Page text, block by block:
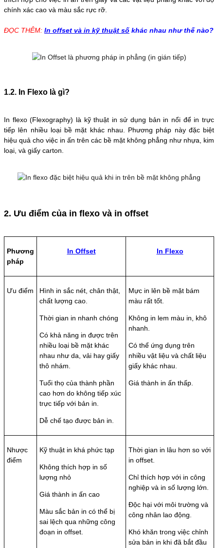
chính xác cao và màu sắc rực rỡ.
ĐỌC THÊM: In offset và in kỹ thuật số khác nhau như thế nào?
1.2. In Flexo là gì?
In flexo (Flexography) là kỹ thuật in sử dụng bản in nổi để in trực
tiếp lên nhiều loại bề mặt khác nhau. Phương pháp này đặc biệt
hiệu quả cho việc in ấn trên các bề mặt không phẳng như nhựa, kim
loại, và giấy carton.
2. Ưu điểm của in flexo và in offset
Phương
pháp
In Offset In Flexo
Ưu điểm
Hình in sắc nét, chân thật,
chất lượng cao.
Thời gian in nhanh chóng
Có khả năng in được trên
nhiều loại bề mặt khác
nhau như da, vải hay giấy
thô nhám.
Tuổi thọ của thành phần
cao hơn do không tiếp xúc
trực tiếp với bản in.
Dễ chế tạo được bản in.
Mực in lên bề mặt bám
màu rất tốt.
Không in lem màu in, khô
nhanh.
Có thể ứng dụng trên
nhiều vật liệu và chất liệu
giấy khác nhau.
Giá thành in ấn thấp.
Nhược
điểm
Kỹ thuật in khá phức tạp
Không thích hợp in số
lượng nhỏ
Giá thành in ấn cao
Màu sắc bản in có thể bị
sai lệch qua những công
đoạn in offset.
Thời gian in lâu hơn so với
in offset.
Chỉ thích hợp với in công
nghiệp và in số lượng lớn.
Độc hại với môi trường và
công nhân lao động.
Khó khăn trong việc chỉnh
sửa bản in khi đã bắt đầu